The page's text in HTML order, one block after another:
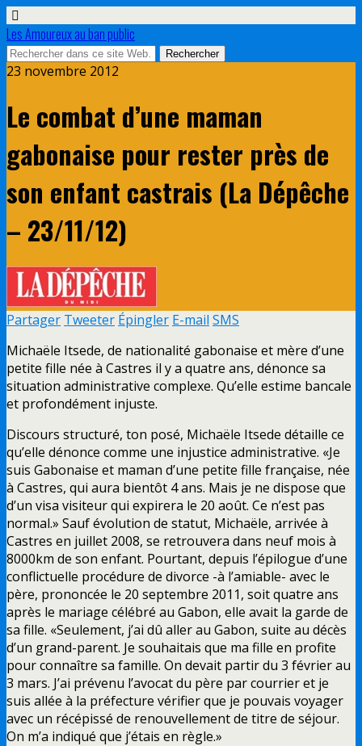
Les Amoureux au ban public
23 novembre 2012
Le combat d’une maman
gabonaise pour rester près de
son enfant castrais (La Dépêche
– 23/11/12)
Partager Tweeter Épingler E-mail SMS
Michaële Itsede, de nationalité gabonaise et mère d’une
petite fille née à Castres il y a quatre ans, dénonce sa
situation administrative complexe. Qu’elle estime bancale
et profondément injuste.
Discours structuré, ton posé, Michaële Itsede détaille ce
qu’elle dénonce comme une injustice administrative. «Je
suis Gabonaise et maman d’une petite fille française, née
à Castres, qui aura bientôt 4 ans. Mais je ne dispose que
d’un visa visiteur qui expirera le 20 août. Ce n’est pas
normal.» Sauf évolution de statut, Michaële, arrivée à
Castres en juillet 2008, se retrouvera dans neuf mois à
8000km de son enfant. Pourtant, depuis l’épilogue d’une
conflictuelle procédure de divorce -à l’amiable- avec le
père, prononcée le 20 septembre 2011, soit quatre ans
après le mariage célébré au Gabon, elle avait la garde de
sa fille. «Seulement, j’ai dû aller au Gabon, suite au décès
d’un grand-parent. Je souhaitais que ma fille en profite
pour connaître sa famille. On devait partir du 3 février au
3 mars. J’ai prévenu l’avocat du père par courrier et je
suis allée à la préfecture vérifier que je pouvais voyager
avec un récépissé de renouvellement de titre de séjour.
On m’a indiqué que j’étais en règle.»